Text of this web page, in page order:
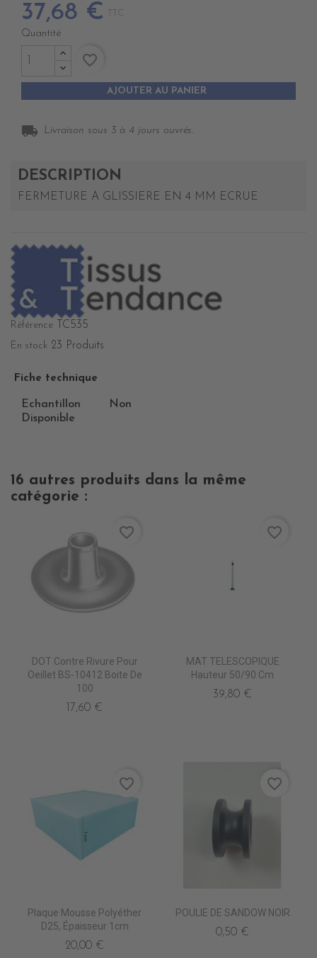
37,68 € TTC
Quantité
AJOUTER AU PANIER
favorite_border
local_shipping Livraison sous 3 à 4 jours ouvrés.
DESCRIPTION
FERMETURE A GLISSIERE EN 4 MM ECRUE
Référence TC535
En stock 23 Produits
Fiche technique
Echantillon
Disponible
Non
16 autres produits dans la même
catégorie :
DOT Contre Rivure Pour
Oeillet BS-10412 Boite De
100
17,60 €
favorite_border
MAT TELESCOPIQUE
Hauteur 50/90 Cm
39,80 €
favorite_border
Plaque Mousse Polyéther
D25, Épaisseur 1cm
20,00 €
favorite_border
POULIE DE SANDOW NOIR
0,50 €
favorite_border